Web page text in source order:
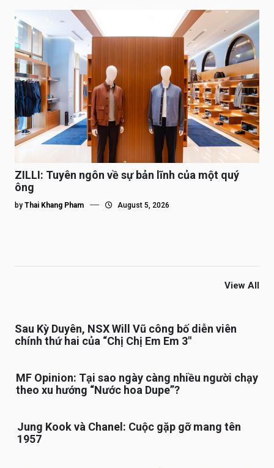
ZILLI: Tuyên ngôn về sự bản lĩnh của một quý
ông
by Thai Khang Pham August 5, 2026
View All
Sau Kỳ Duyên, NSX Will Vũ công bố diễn viên
chính thứ hai của “Chị Chị Em Em 3″
MF Opinion: Tại sao ngày càng nhiều người chạy
theo xu hướng “Nước hoa Dupe”?
Jung Kook và Chanel: Cuộc gặp gỡ mang tên
1957